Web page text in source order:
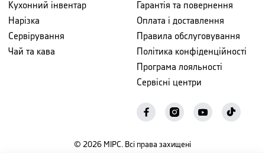
Кухонний інвентар
Нарізка
Сервірування
Чай та кава
Гарантія та повернення
Оплата і доставлення
Правила обслуговування
Політика конфіденційності
Програма лояльності
Сервісні центри
© 2026 МІРС. Всі права захищені